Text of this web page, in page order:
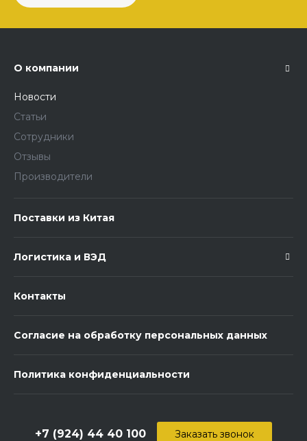
О компании
Новости
Статьи
Сотрудники
Отзывы
Производители
Поставки из Китая
Логистика и ВЭД
Контакты
Согласие на обработку персональных данных
Политика конфиденциальности
+7 (924) 44 40 100 Заказать звонок